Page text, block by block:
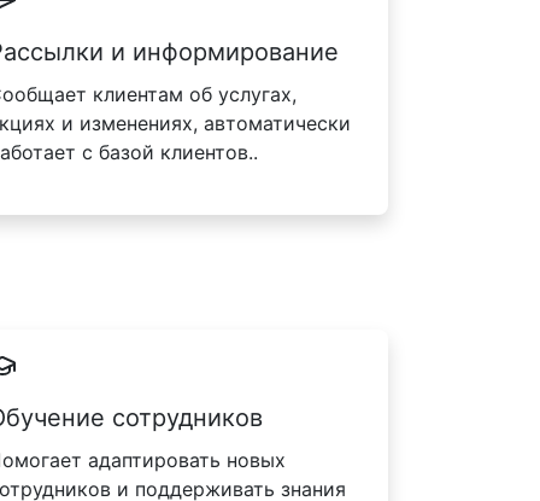
и информирование
клиентам об услугах,
и изменениях, автоматически
с базой клиентов..
сотрудников
адаптировать новых
и поддерживать знания